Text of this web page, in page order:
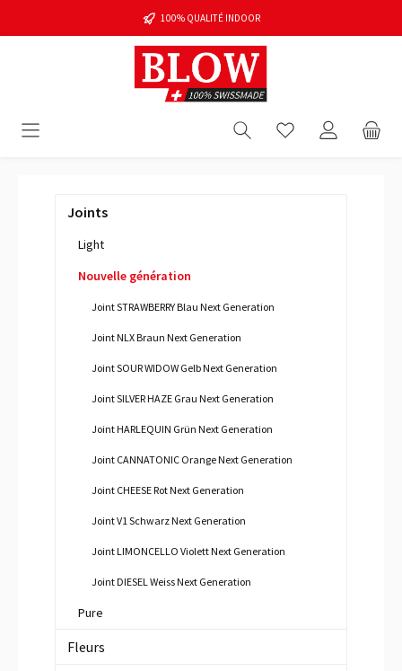
100% QUALITÉ INDOOR
Joints
Light
Nouvelle génération
Joint STRAWBERRY Blau Next Generation
Joint NLX Braun Next Generation
Joint SOUR WIDOW Gelb Next Generation
Joint SILVER HAZE Grau Next Generation
Joint HARLEQUIN Grün Next Generation
Joint CANNATONIC Orange Next Generation
Joint CHEESE Rot Next Generation
Joint V1 Schwarz Next Generation
Joint LIMONCELLO Violett Next Generation
Joint DIESEL Weiss Next Generation
Pure
Fleurs